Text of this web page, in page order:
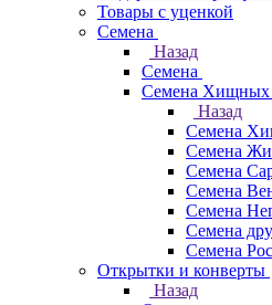
Товары с уценкой
Семена
Назад
Семена
Семена Хищных
Назад
Семена
Семена
Семена
Семена
Семена
Семена
Семена
Открытки и конверты
Назад